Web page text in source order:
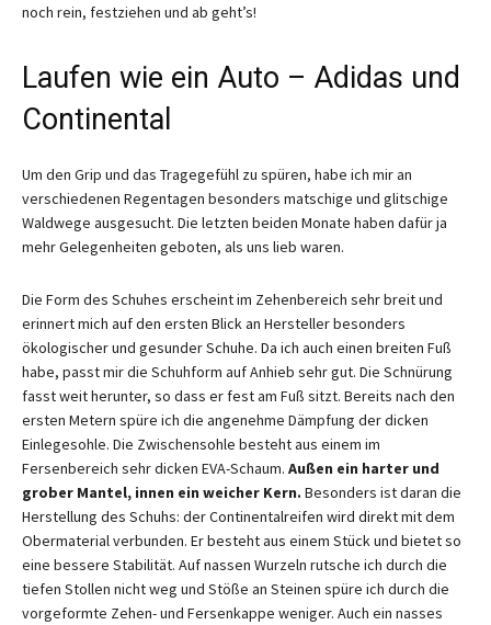
noch rein, festziehen und ab geht’s!
Laufen wie ein Auto – Adidas und
Continental
Um den Grip und das Tragegefühl zu spüren, habe ich mir an
verschiedenen Regentagen besonders matschige und glitschige
Waldwege ausgesucht. Die letzten beiden Monate haben dafür ja
mehr Gelegenheiten geboten, als uns lieb waren.
Die Form des Schuhes erscheint im Zehenbereich sehr breit und
erinnert mich auf den ersten Blick an Hersteller besonders
ökologischer und gesunder Schuhe. Da ich auch einen breiten Fuß
habe, passt mir die Schuhform auf Anhieb sehr gut. Die Schnürung
fasst weit herunter, so dass er fest am Fuß sitzt. Bereits nach den
ersten Metern spüre ich die angenehme Dämpfung der dicken
Einlegesohle. Die Zwischensohle besteht aus einem im
Fersenbereich sehr dicken EVA-Schaum. Außen ein harter und
grober Mantel, innen ein weicher Kern. Besonders ist daran die
Herstellung des Schuhs: der Continentalreifen wird direkt mit dem
Obermaterial verbunden. Er besteht aus einem Stück und bietet so
eine bessere Stabilität. Auf nassen Wurzeln rutsche ich durch die
tiefen Stollen nicht weg und Stöße an Steinen spüre ich durch die
vorgeformte Zehen- und Fersenkappe weniger. Auch ein nasses